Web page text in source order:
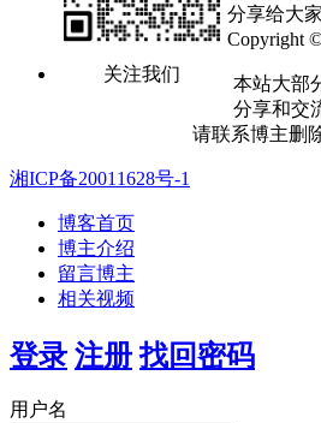
关注我们
分享给大家
Copyright
本站大部
分享和交
请联系博主删
湘ICP备20011628号-1
博客首页
博主介绍
留言博主
相关视频
登录 注册 找回密码
用户名